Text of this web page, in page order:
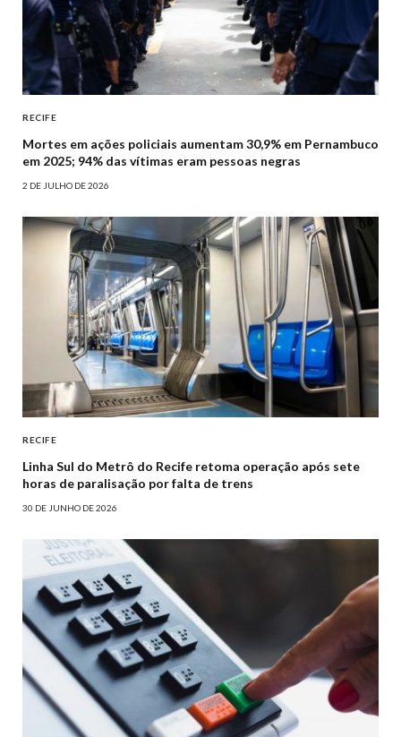
RECIFE
Mortes em ações policiais aumentam 30,9% em Pernambuco
em 2025; 94% das vítimas eram pessoas negras
2 DE JULHO DE 2026
RECIFE
Linha Sul do Metrô do Recife retoma operação após sete
horas de paralisação por falta de trens
30 DE JUNHO DE 2026